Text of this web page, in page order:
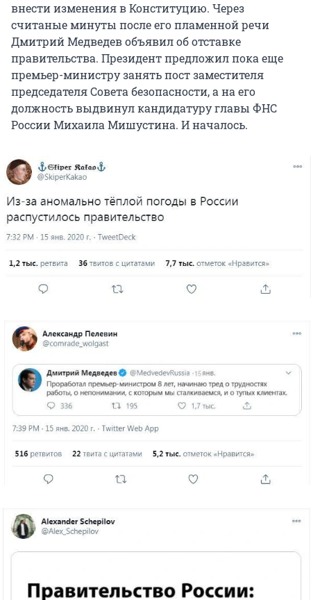
внести изменения в Конституцию. Через
считаные минуты после его пламенной речи
Дмитрий Медведев объявил об отставке
правительства. Президент предложил пока еще
премьер-министру занять пост заместителя
председателя Совета безопасности, а на его
должность выдвинул кандидатуру главы ФНС
России Михаила Мишустина. И началось.